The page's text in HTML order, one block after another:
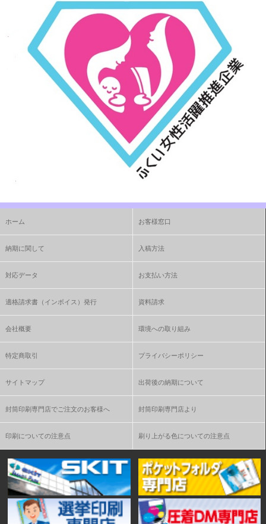
ホーム お客様窓口
納期に関して 入稿方法
対応データ お支払い方法
適格請求書（インボイス）発行 資料請求
会社概要 環境への取り組み
特定商取引 プライバシーポリシー
サイトマップ 出荷後の納期について
封筒印刷専門店でご注文のお客様へ 封筒印刷専門店より
印刷についての注意点 刷り上がる色についての注意点